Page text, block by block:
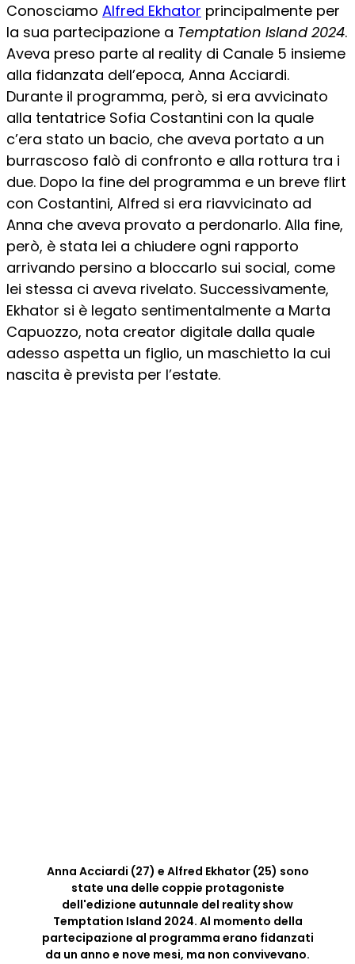
Conosciamo Alfred Ekhator principalmente per
la sua partecipazione a Temptation Island 2024.
Aveva preso parte al reality di Canale 5 insieme
alla fidanzata dell’epoca, Anna Acciardi.
Durante il programma, però, si era avvicinato
alla tentatrice Sofia Costantini con la quale
c’era stato un bacio, che aveva portato a un
burrascoso falò di confronto e alla rottura tra i
due. Dopo la fine del programma e un breve flirt
con Costantini, Alfred si era riavvicinato ad
Anna che aveva provato a perdonarlo. Alla fine,
però, è stata lei a chiudere ogni rapporto
arrivando persino a bloccarlo sui social, come
lei stessa ci aveva rivelato. Successivamente,
Ekhator si è legato sentimentalmente a Marta
Capuozzo, nota creator digitale dalla quale
adesso aspetta un figlio, un maschietto la cui
nascita è prevista per l’estate.
Anna Acciardi (27) e Alfred Ekhator (25) sono
state una delle coppie protagoniste
dell'edizione autunnale del reality show
Temptation Island 2024. Al momento della
partecipazione al programma erano fidanzati
da un anno e nove mesi, ma non convivevano.